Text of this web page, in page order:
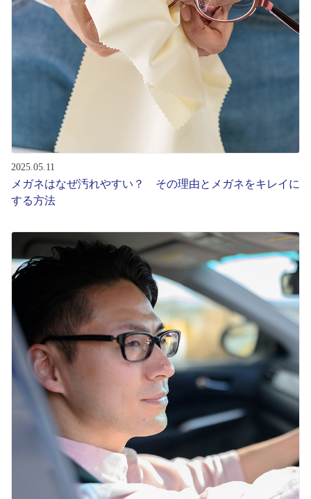
2025.05.11
メガネはなぜ汚れやすい？ その理由とメガネをキレイに
する方法